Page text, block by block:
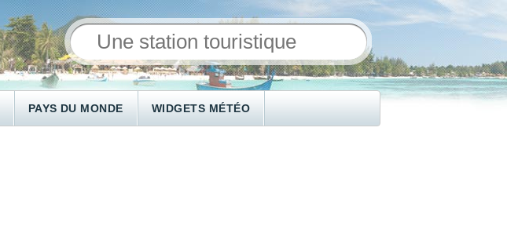
PAYS DU MONDE WIDGETS MÉTÉO